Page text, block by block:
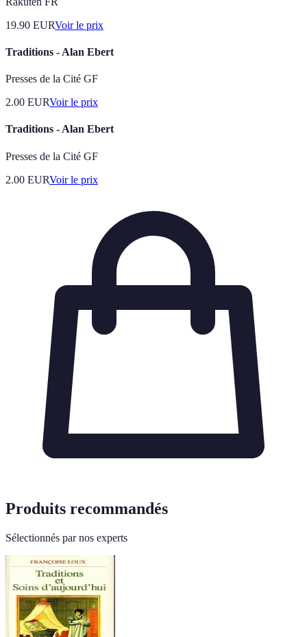
19.90 EURVoir le prix
Traditions - Alan Ebert
Presses de la Cité GF
2.00 EURVoir le prix
Traditions - Alan Ebert
Presses de la Cité GF
2.00 EURVoir le prix
Produits recommandés
Sélectionnés par nos experts